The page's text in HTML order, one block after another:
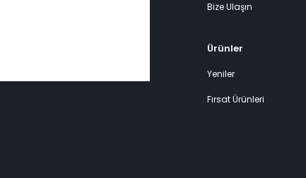
Bize Ulaşın
Ürünler
Yeniler
Fırsat Ürünleri